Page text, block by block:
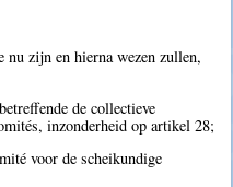
zijn en hierna wezen zullen,
betreffende de collectieve
inzonderheid op artikel 28;
voor de scheikundige